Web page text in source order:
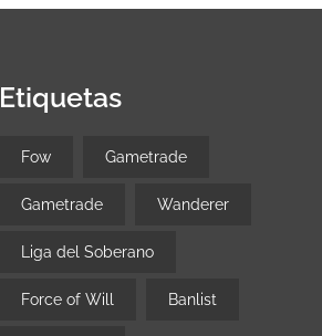
Etiquetas
Fow Gametrade
Gametrade Wanderer
Liga del Soberano
Force of Will Banlist